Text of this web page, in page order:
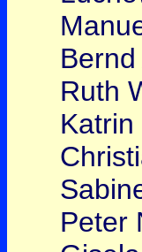
Ruth
Peter